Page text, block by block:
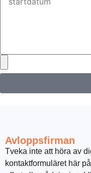
Avloppsfirman
Tveka inte att höra av
kontaktformuläret här